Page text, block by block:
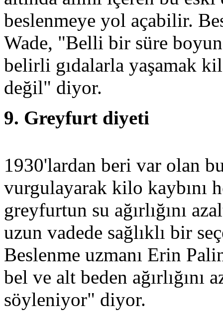
beslenmeye yol açabilir.
Wade, "Belli bir süre
belirli gıdalarla yaşamak
değil" diyor.
9. Greyfurt diyeti
1930'lardan beri var olan
vurgulayarak kilo kaybını
greyfurtun su ağırlığını
uzun vadede sağlıklı bir
Beslenme uzmanı Erin
bel ve alt beden ağırlığını
söyleniyor" diyor.